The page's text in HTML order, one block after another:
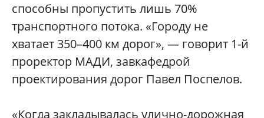
способны пропустить лишь 70%
транспортного потока. «Городу не
хватает 350–400 км дорог», — говорит 1-й
проректор МАДИ, завкафедрой
проектирования дорог Павел Поспелов.
«Когда закладывалась улично-дорожная